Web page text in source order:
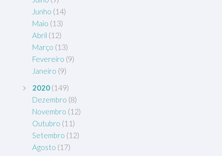
Junho (14)
Maio (13)
Abril (12)
Março (13)
Fevereiro (9)
Janeiro (9)
2020 (149)
Dezembro (8)
Novembro (12)
Outubro (11)
Setembro (12)
Agosto (17)